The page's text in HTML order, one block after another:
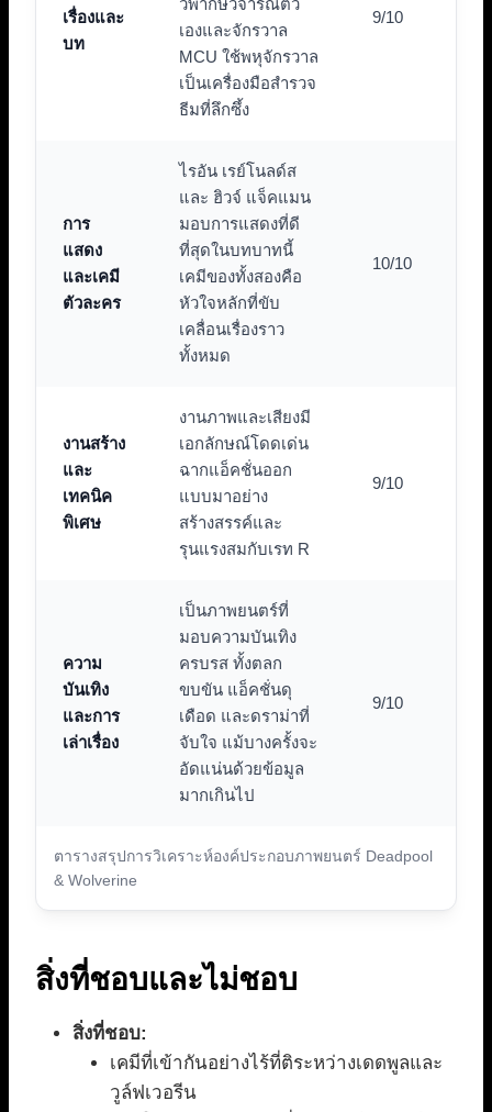
ตารางสรุปการวิเคราะห์องค์ประกอบภาพยนตร์ Deadpool
& Wolverine
เรื่องและ
บท
วิพากษ์วิจารณ์ตัว
เองและจักรวาล
MCU ใช้พหุจักรวาล
เป็นเครื่องมือสำรวจ
ธีมที่ลึกซึ้ง
9/10
การ
แสดง
และเคมี
ตัวละคร
ไรอัน เรย์โนลด์ส
และ ฮิวจ์ แจ็คแมน
มอบการแสดงที่ดี
ที่สุดในบทบาทนี้
เคมีของทั้งสองคือ
หัวใจหลักที่ขับ
เคลื่อนเรื่องราว
ทั้งหมด
10/10
งานสร้าง
และ
เทคนิค
พิเศษ
งานภาพและเสียงมี
เอกลักษณ์โดดเด่น
ฉากแอ็คชั่นออก
แบบมาอย่าง
สร้างสรรค์และ
รุนแรงสมกับเรท R
9/10
ความ
บันเทิง
และการ
เล่าเรื่อง
เป็นภาพยนตร์ที่
มอบความบันเทิง
ครบรส ทั้งตลก
ขบขัน แอ็คชั่นดุ
เดือด และดราม่าที่
จับใจ แม้บางครั้งจะ
อัดแน่นด้วยข้อมูล
มากเกินไป
9/10
สิ่งที่ชอบและไม่ชอบ
สิ่งที่ชอบ:
เคมีที่เข้ากันอย่างไร้ที่ติระหว่างเดดพูลและ
วูล์ฟเวอรีน